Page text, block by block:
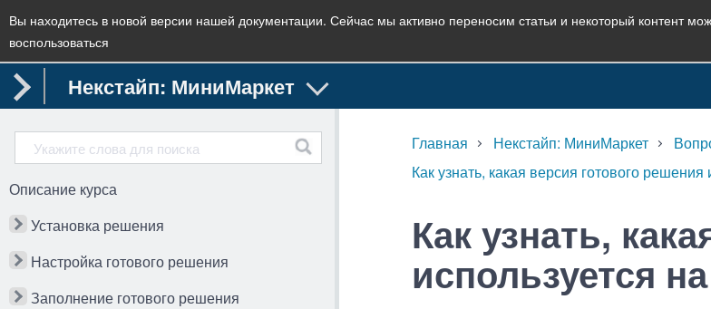
Вы находитесь в новой версии нашей документации. Сейчас мы активно переносим статьи и некоторый контент
воспользоваться
Некстайп: МиниМаркет
Описание курса
Установка решения
Настройка готового решения
Заполнение готового решения
Главная Некстайп: МиниМаркет
Как узнать, какая версия готового
Как узнать,
используется